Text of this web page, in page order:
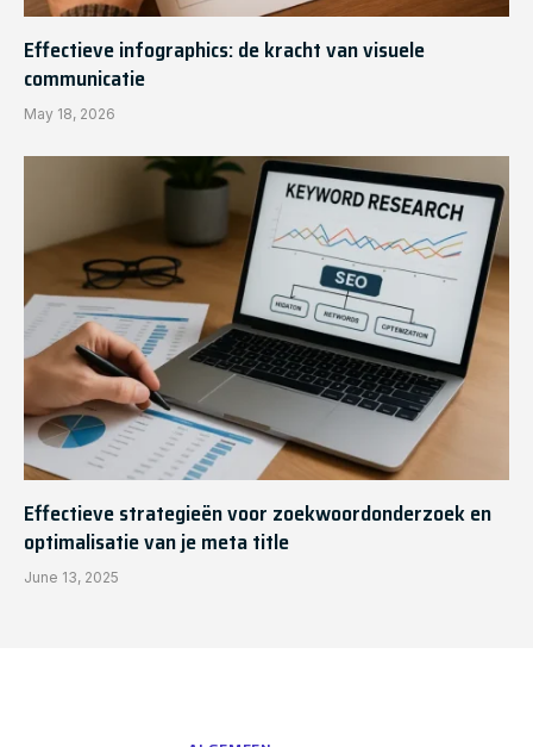
Effectieve infographics: de kracht van visuele
communicatie
May 18, 2026
Effectieve strategieën voor zoekwoordonderzoek en
optimalisatie van je meta title
June 13, 2025